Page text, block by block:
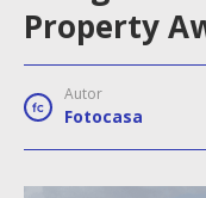
Property
Autor
Fotocasa